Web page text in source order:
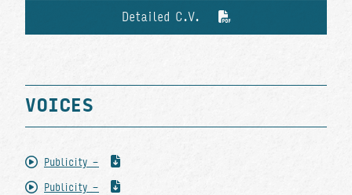
Detailed C.V.
VOICES
Publicity -
Publicity -